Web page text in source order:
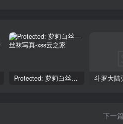
Protected: 萝莉白丝—丝袜写真
下一篇